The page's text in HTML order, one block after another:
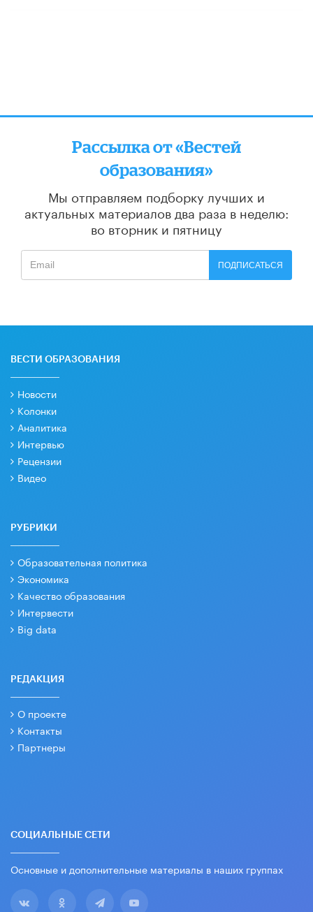
Рассылка от «Вестей
образования»
Мы отправляем подборку лучших и
актуальных материалов два раза в неделю:
во вторник и пятницу
ПОДПИСАТЬСЯ
ВЕСТИ ОБРАЗОВАНИЯ
Новости
Колонки
Аналитика
Интервью
Рецензии
Видео
РУБРИКИ
Образовательная политика
Экономика
Качество образования
Интервести
Big data
РЕДАКЦИЯ
О проекте
Контакты
Партнеры
СОЦИАЛЬНЫЕ СЕТИ
Основные и дополнительные материалы в наших группах